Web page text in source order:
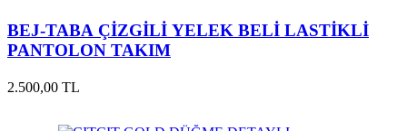
BEJ-TABA ÇİZGİLİ YELEK BELİ LASTİKLİ
PANTOLON TAKIM
2.500,00 TL